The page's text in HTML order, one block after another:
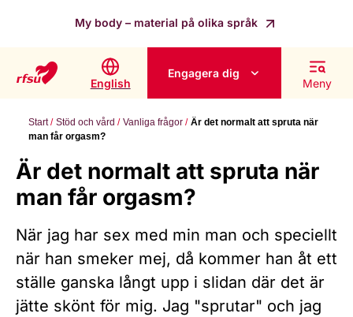
My body – material på olika språk
English
Engagera dig
Meny
Start Stöd och vård Vanliga frågor
Är det normalt att spruta när
man får orgasm?
Är det normalt att spruta när
man får orgasm?
När jag har sex med min man och speciellt
när han smeker mej, då kommer han åt ett
ställe ganska långt upp i slidan där det är
jätte skönt för mig. Jag "sprutar" och jag